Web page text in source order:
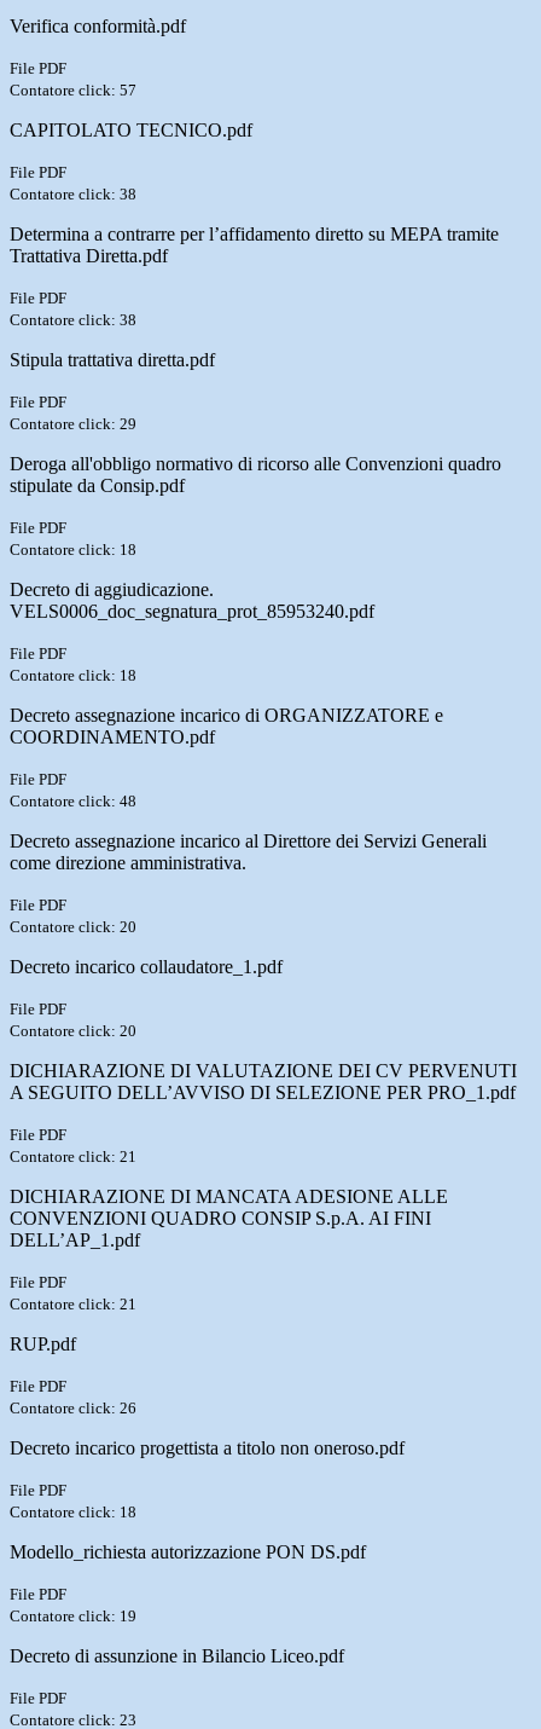
Verifica conformità.pdf
File PDF
Contatore click: 57
CAPITOLATO TECNICO.pdf
File PDF
Contatore click: 38
Determina a contrarre per l’affidamento diretto su MEPA tramite
Trattativa Diretta.pdf
File PDF
Contatore click: 38
Stipula trattativa diretta.pdf
File PDF
Contatore click: 29
Deroga all'obbligo normativo di ricorso alle Convenzioni quadro
stipulate da Consip.pdf
File PDF
Contatore click: 18
Decreto di aggiudicazione.
VELS0006_doc_segnatura_prot_85953240.pdf
File PDF
Contatore click: 18
Decreto assegnazione incarico di ORGANIZZATORE e
COORDINAMENTO.pdf
File PDF
Contatore click: 48
Decreto assegnazione incarico al Direttore dei Servizi Generali
come direzione amministrativa.
File PDF
Contatore click: 20
Decreto incarico collaudatore_1.pdf
File PDF
Contatore click: 20
DICHIARAZIONE DI VALUTAZIONE DEI CV PERVENUTI
A SEGUITO DELL’AVVISO DI SELEZIONE PER PRO_1.pdf
File PDF
Contatore click: 21
DICHIARAZIONE DI MANCATA ADESIONE ALLE
CONVENZIONI QUADRO CONSIP S.p.A. AI FINI
DELL’AP_1.pdf
File PDF
Contatore click: 21
RUP.pdf
File PDF
Contatore click: 26
Decreto incarico progettista a titolo non oneroso.pdf
File PDF
Contatore click: 18
Modello_richiesta autorizzazione PON DS.pdf
File PDF
Contatore click: 19
Decreto di assunzione in Bilancio Liceo.pdf
File PDF
Contatore click: 23